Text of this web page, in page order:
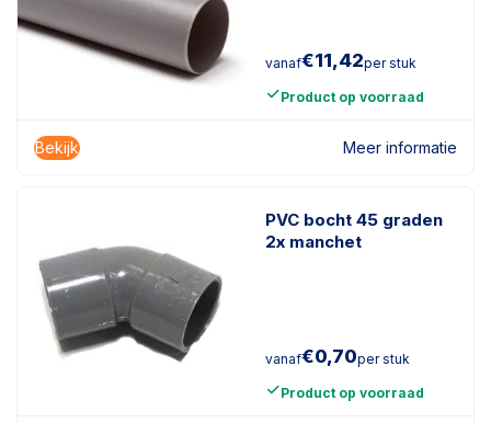
vanaf€11,42per stuk
Product op voorraad
Bekijk Meer informatie
PVC bocht 45 graden
2x manchet
vanaf€0,70per stuk
Product op voorraad